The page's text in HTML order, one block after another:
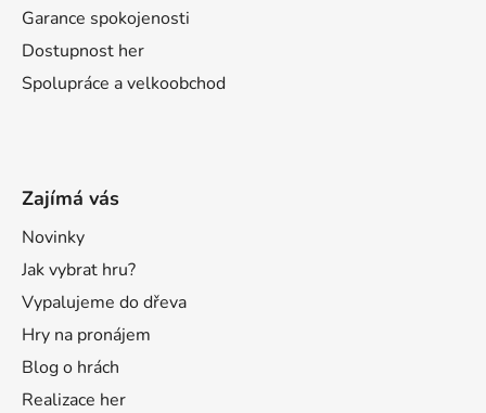
Garance spokojenosti
Dostupnost her
Spolupráce a velkoobchod
Zajímá vás
Novinky
Jak vybrat hru?
Vypalujeme do dřeva
Hry na pronájem
Blog o hrách
Realizace her